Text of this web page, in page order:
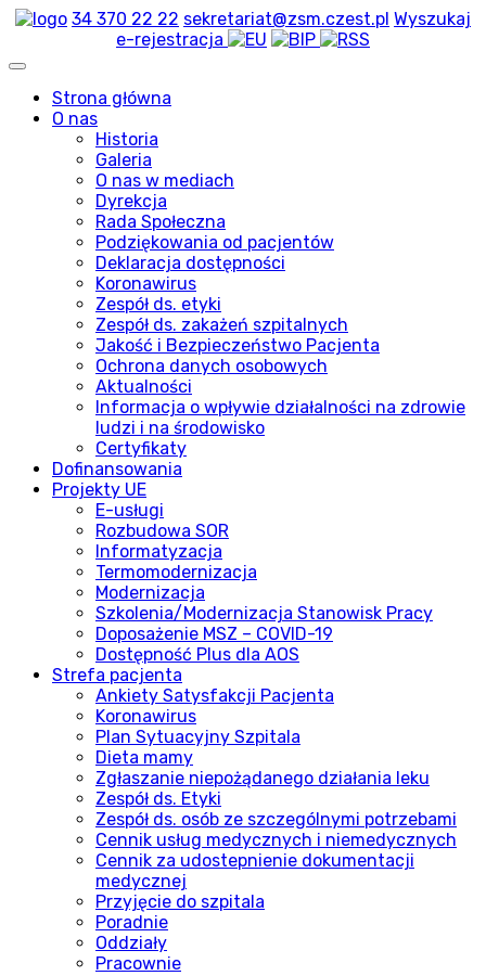
34 370 22 22 sekretariat@zsm.czest.pl Wyszukaj
e-rejestracja
Strona główna
O nas
Historia
Galeria
O nas w mediach
Dyrekcja
Rada Społeczna
Podziękowania od pacjentów
Deklaracja dostępności
Koronawirus
Zespół ds. etyki
Zespół ds. zakażeń szpitalnych
Jakość i Bezpieczeństwo Pacjenta
Ochrona danych osobowych
Aktualności
Informacja o wpływie działalności na zdrowie
ludzi i na środowisko
Certyfikaty
Dofinansowania
Projekty UE
E-usługi
Rozbudowa SOR
Informatyzacja
Termomodernizacja
Modernizacja
Szkolenia/Modernizacja Stanowisk Pracy
Doposażenie MSZ – COVID-19
Dostępność Plus dla AOS
Strefa pacjenta
Ankiety Satysfakcji Pacjenta
Koronawirus
Plan Sytuacyjny Szpitala
Dieta mamy
Zgłaszanie niepożądanego działania leku
Zespół ds. Etyki
Zespół ds. osób ze szczególnymi potrzebami
Cennik usług medycznych i niemedycznych
Cennik za udostepnienie dokumentacji
medycznej
Przyjęcie do szpitala
Poradnie
Oddziały
Pracownie